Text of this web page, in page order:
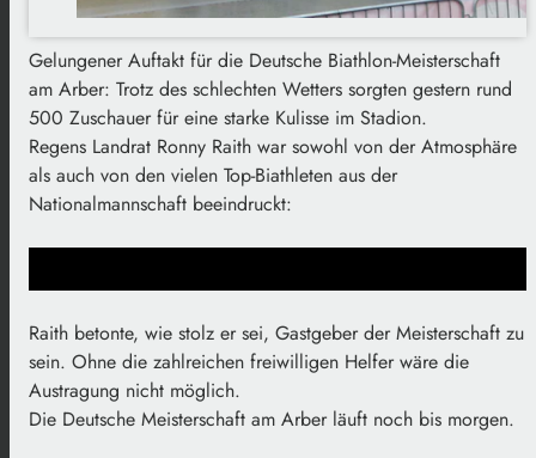
Gelungener Auftakt für die Deutsche Biathlon-Meisterschaft
am Arber: Trotz des schlechten Wetters sorgten gestern rund
500 Zuschauer für eine starke Kulisse im Stadion.
Regens Landrat Ronny Raith war sowohl von der Atmosphäre
als auch von den vielen Top-Biathleten aus der
Nationalmannschaft beeindruckt:
Raith betonte, wie stolz er sei, Gastgeber der Meisterschaft zu
sein. Ohne die zahlreichen freiwilligen Helfer wäre die
Austragung nicht möglich.
Die Deutsche Meisterschaft am Arber läuft noch bis morgen.